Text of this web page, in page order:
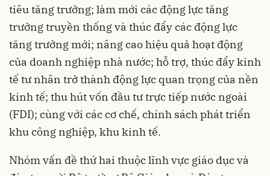
tiêu tăng trưởng; làm mới các động lực tăng
trưởng truyền thống và thúc đẩy các động lực
tăng trưởng mới; nâng cao hiệu quả hoạt động
của doanh nghiệp nhà nước; hỗ trợ, thúc đẩy kinh
tế tư nhân trở thành động lực quan trọng của nền
kinh tế; thu hút vốn đầu tư trực tiếp nước ngoài
(FDI); cùng với các cơ chế, chính sách phát triển
khu công nghiệp, khu kinh tế.
Nhóm vấn đề thứ hai thuộc lĩnh vực giáo dục và